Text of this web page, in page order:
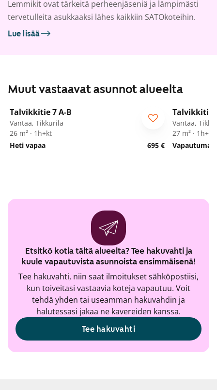
Lemmikit ovat tärkeitä perheenjäseniä ja lämpimästi
tervetulleita asukkaaksi lähes kaikkiin SATOkoteihin.
Lue lisää
Muut vastaavat asunnot alueelta
Talvikkitie 7 A-B
Vantaa, Tikkurila
26 m² · 1h+kt
Heti vapaa
695 €
Talvikkitie
Vantaa,
27 m² · 1h+kt
Etsitkö kotia tältä alueelta? Tee hakuvahti ja
kuule vapautuvista asunnoista ensimmäisenä!
Tee hakuvahti, niin saat ilmoitukset sähköpostiisi,
kun toiveitasi vastaavia koteja vapautuu. Voit
tehdä yhden tai useamman hakuvahdin ja
halutessasi jakaa ne kavereiden kanssa.
Tee hakuvahti